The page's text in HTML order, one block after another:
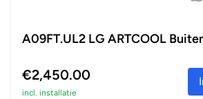
A09FT.UL2 LG ARTCOOL
€2,450.00
incl. installatie